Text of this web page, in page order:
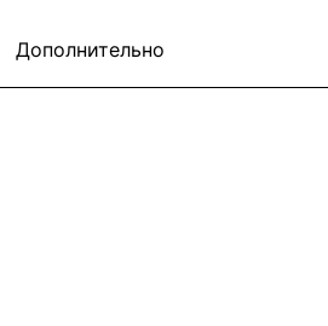
Дополнительно